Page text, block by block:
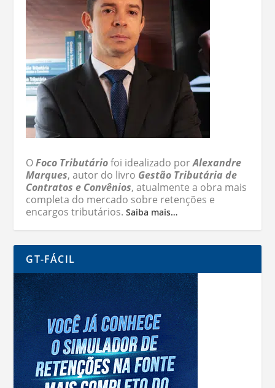
OFoco Tributáriofoi idealizado porAlexandre
Marques, autor do livro Gestão Tributária de
Contratos e Convênios, atualmente a obra mais
completa do mercado sobre retenções e
encargos tributários.Saiba mais…
GT-FÁCIL